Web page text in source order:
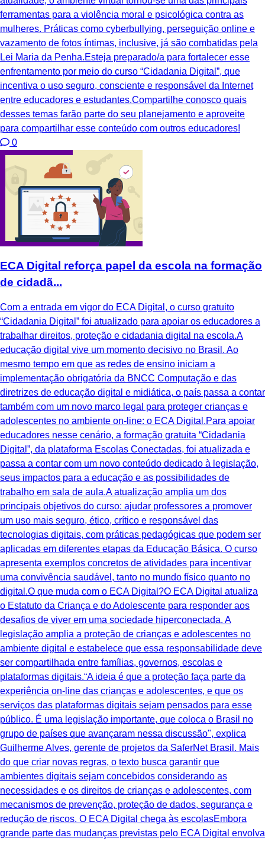
ferramentas para a violência moral e psicológica contra as
mulheres. Práticas como cyberbullying, perseguição online e
vazamento de fotos íntimas, inclusive, já são combatidas pela
Lei Maria da Penha.Esteja preparado/a para fortalecer esse
enfrentamento por meio do curso “Cidadania Digital”, que
incentiva o uso seguro, consciente e responsável da Internet
entre educadores e estudantes.Compartilhe conosco quais
desses temas farão parte do seu planejamento e aproveite
para compartilhar esse conteúdo com outros educadores!
0
ECA Digital reforça papel da escola na formação
de cidadã...
Com a entrada em vigor do ECA Digital, o curso gratuito
“Cidadania Digital” foi atualizado para apoiar os educadores a
trabalhar direitos, proteção e cidadania digital na escola.A
educação digital vive um momento decisivo no Brasil. Ao
mesmo tempo em que as redes de ensino iniciam a
implementação obrigatória da BNCC Computação e das
diretrizes de educação digital e midiática, o país passa a contar
também com um novo marco legal para proteger crianças e
adolescentes no ambiente on-line: o ECA Digital.Para apoiar
educadores nesse cenário, a formação gratuita “Cidadania
Digital”, da plataforma Escolas Conectadas, foi atualizada e
passa a contar com um novo conteúdo dedicado à legislação,
seus impactos para a educação e as possibilidades de
trabalho em sala de aula.A atualização amplia um dos
principais objetivos do curso: ajudar professores a promover
um uso mais seguro, ético, crítico e responsável das
tecnologias digitais, com práticas pedagógicas que podem ser
aplicadas em diferentes etapas da Educação Básica. O curso
apresenta exemplos concretos de atividades para incentivar
uma convivência saudável, tanto no mundo físico quanto no
digital.O que muda com o ECA Digital?O ECA Digital atualiza
o Estatuto da Criança e do Adolescente para responder aos
desafios de viver em uma sociedade hiperconectada. A
legislação amplia a proteção de crianças e adolescentes no
ambiente digital e estabelece que essa responsabilidade deve
ser compartilhada entre famílias, governos, escolas e
plataformas digitais.“A ideia é que a proteção faça parte da
experiência on-line das crianças e adolescentes, e que os
serviços das plataformas digitais sejam pensados para esse
público. É uma legislação importante, que coloca o Brasil no
grupo de países que avançaram nessa discussão", explica
Guilherme Alves, gerente de projetos da SaferNet Brasil. Mais
do que criar novas regras, o texto busca garantir que
ambientes digitais sejam concebidos considerando as
necessidades e os direitos de crianças e adolescentes, com
mecanismos de prevenção, proteção de dados, segurança e
redução de riscos. O ECA Digital chega às escolasEmbora
grande parte das mudanças previstas pelo ECA Digital envolva